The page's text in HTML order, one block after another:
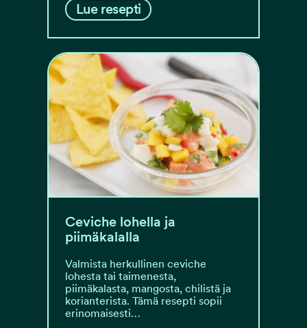
Lue resepti
Ceviche lohella ja
piimäkalalla
Valmista herkullinen ceviche
lohesta tai taimenesta,
piimäkalasta, mangosta, chilistä ja
korianterista. Tämä resepti sopii
erinomaisesti…